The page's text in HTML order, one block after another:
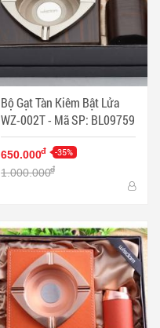
Bộ Gạt Tàn Kiêm Bật Lửa
WZ-002T - Mã SP: BL09759
650.000đ -35%
1.000.000đ